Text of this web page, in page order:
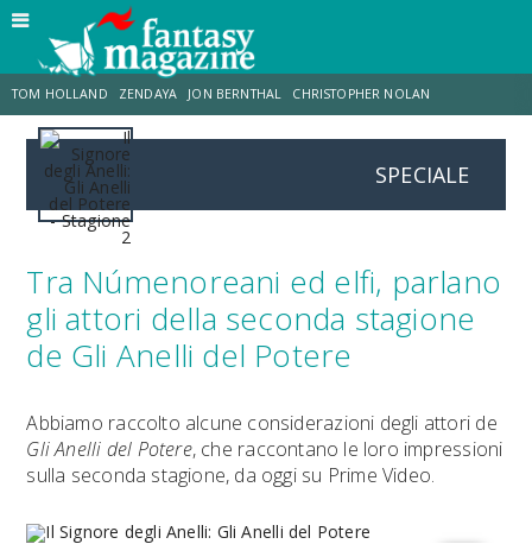
TOM HOLLAND ZENDAYA JON BERNTHAL CHRISTOPHER NOLAN
STRANIMONDI LUCCA COMICS & GAMES JACOB BATALON
SPIDER-MAN: BRAND NEW DAY
SPECIALE
Tra Númenoreani ed elfi, parlano
gli attori della seconda stagione
de Gli Anelli del Potere
Abbiamo raccolto alcune considerazioni degli attori de
Gli Anelli del Potere, che raccontano le loro impressioni
sulla seconda stagione, da oggi su Prime Video.